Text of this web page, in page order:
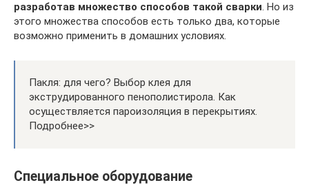
разработав множество способов такой сварки. Но из
этого множества способов есть только два, которые
возможно применить в домашних условиях.
Пакля: для чего? Выбор клея для
экструдированного пенополистирола. Как
осуществляется пароизоляция в перекрытиях.
Подробнее>>
Специальное оборудование